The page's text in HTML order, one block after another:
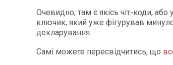
Очевидно, там є якісь чіт-коди, або
ключик, який уже фігурував
декларування.
Самі можете пересвідчитись, що